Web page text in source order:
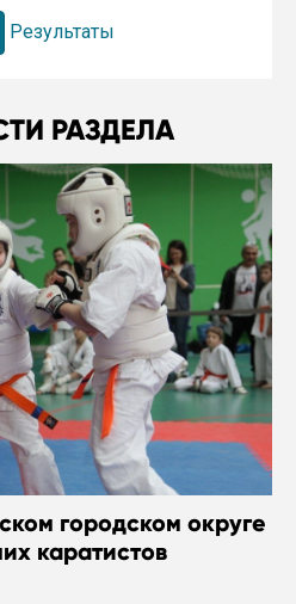
Результаты
РАЗДЕЛА
городском округе
каратистов